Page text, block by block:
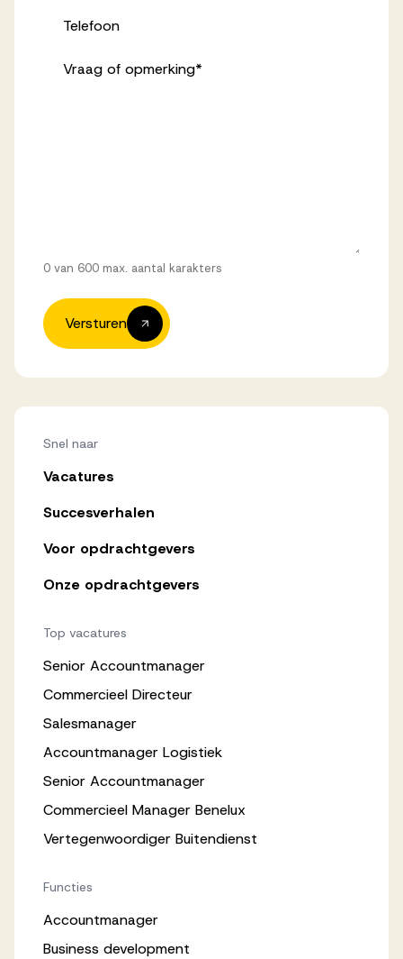
Telefoon
Vraag of opmerking*
0 van 600 max. aantal karakters
Versturen
Snel naar
Vacatures
Succesverhalen
Voor opdrachtgevers
Onze opdrachtgevers
Top vacatures
Senior Accountmanager
Commercieel Directeur
Salesmanager
Accountmanager Logistiek
Senior Accountmanager
Commercieel Manager Benelux
Vertegenwoordiger Buitendienst
Functies
Accountmanager
Business development